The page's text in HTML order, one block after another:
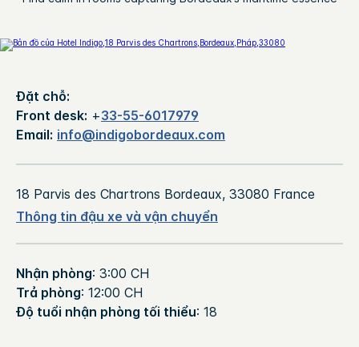
Đặt chỗ:
Front desk: +33-55-6017979
Email: info@indigobordeaux.com
18 Parvis des Chartrons Bordeaux, 33080 France
Thông tin đậu xe và vận chuyển
Nhận phòng: 3:00 CH
Trả phòng: 12:00 CH
Độ tuổi nhận phòng tối thiểu: 18